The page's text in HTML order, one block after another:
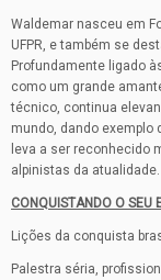
Waldemar nasceu em
UFPR, e também se
Profundamente ligado
como um grande
técnico, continua
mundo, dando exemplo
leva a ser reconhecido
alpinistas da atualidade.
CONQUISTANDO O SEU
Lições da conquista
Palestra séria,